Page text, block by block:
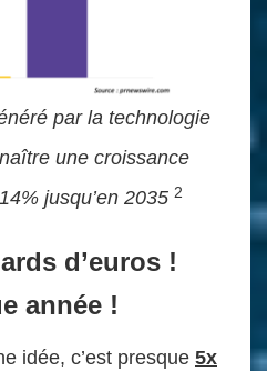
par la technologie
une croissance
jusqu’en 2035 2
d’euros !
année !
idée, c’est presque 5x